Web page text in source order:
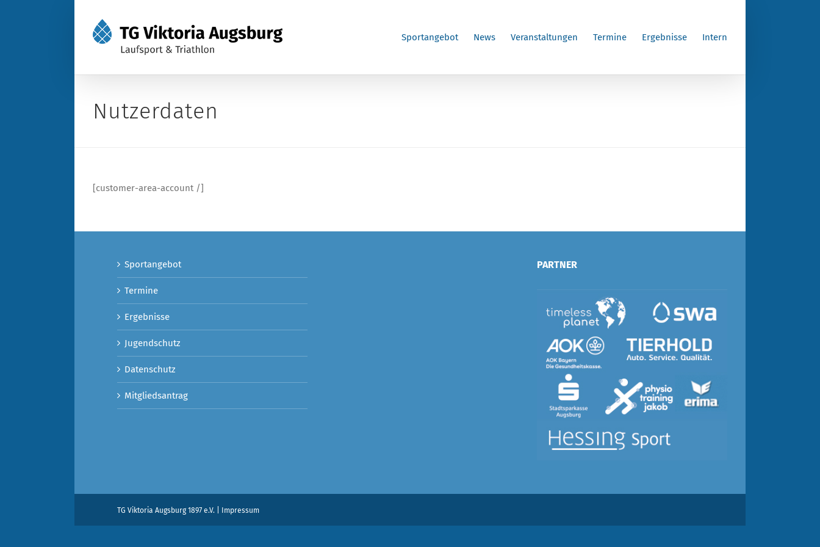
Sportangebot News Veranstaltungen Termine Ergebnisse Intern
Nutzerdaten
[customer-area-account /]
Sportangebot
Termine
Ergebnisse
Jugendschutz
Datenschutz
Mitgliedsantrag
PARTNER
TG Viktoria Augsburg 1897 e.V. Impressum